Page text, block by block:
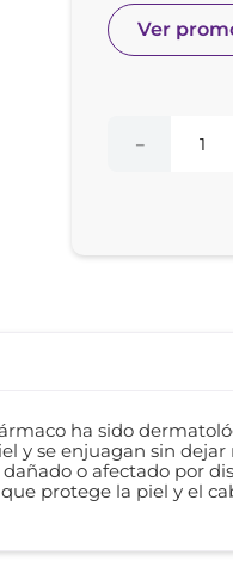
Ver
－
ha sido
y se enjuagan sin dejar
o afectado por
protege la piel y el